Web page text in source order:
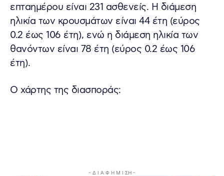
επταημέρου είναι 231 ασθενείς. Η διάμεση
ηλικία των κρουσμάτων είναι 44 έτη (εύρος
0.2 έως 106 έτη), ενώ η διάμεση ηλικία των
θανόντων είναι 78 έτη (εύρος 0.2 έως 106
έτη).
Ο χάρτης της διασποράς:
- Δ Ι Α Φ Η Μ Ι ΣΗ -